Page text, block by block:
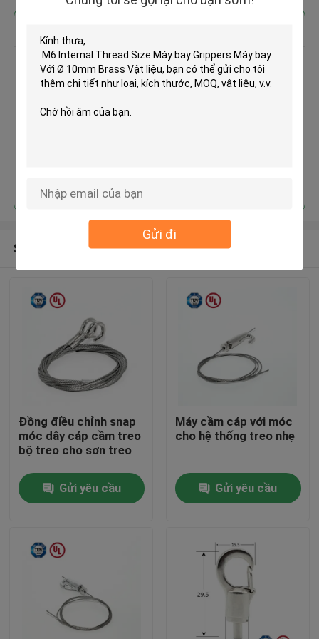
Gửi đi
Nhà
Các sản phẩm
M6 Internal Thread Size Máy bay
Grippers Máy bay Với Ø 10mm
Sản phẩm khuyến cáo
Đồng điều chỉnh snap
móc dây cáp cầm treo
bộ treo cho sơn treo
Gửi yêu cầu
Máy cầm cáp với móc
cho hệ thống treo nhẹ
Gửi yêu cầu